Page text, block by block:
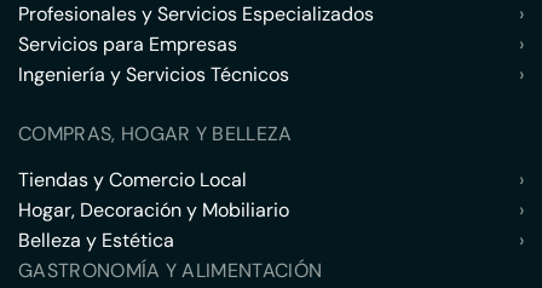
Profesionales y Servicios Especializados
›
Servicios para Empresas
›
Ingeniería y Servicios Técnicos
›
COMPRAS, HOGAR Y BELLEZA
Tiendas y Comercio Local
›
Hogar, Decoración y Mobiliario
›
Belleza y Estética
›
GASTRONOMÍA Y ALIMENTACIÓN